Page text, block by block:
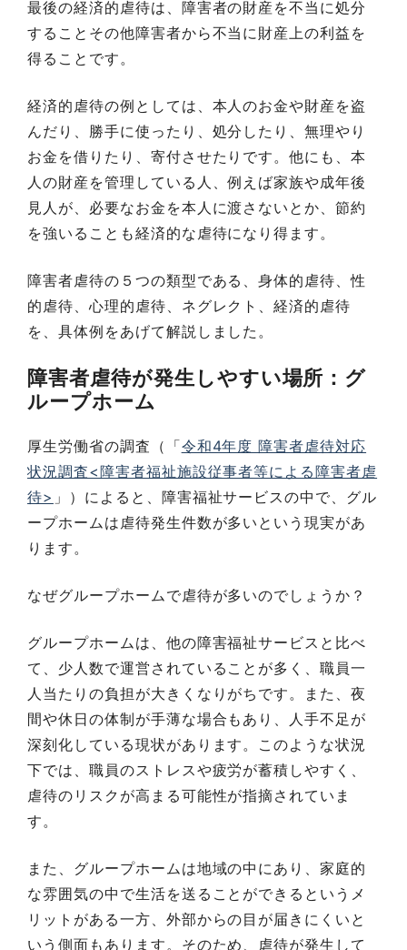
最後の経済的虐待は、障害者の財産を不当に処分
することその他障害者から不当に財産上の利益を
得ることです。
経済的虐待の例としては、本人のお金や財産を盗
んだり、勝手に使ったり、処分したり、無理やり
お金を借りたり、寄付させたりです。他にも、本
人の財産を管理している人、例えば家族や成年後
見人が、必要なお金を本人に渡さないとか、節約
を強いることも経済的な虐待になり得ます。
障害者虐待の５つの類型である、身体的虐待、性
的虐待、心理的虐待、ネグレクト、経済的虐待
を、具体例をあげて解説しました。
障害者虐待が発生しやすい場所：グ
ループホーム
厚生労働省の調査（「令和4年度 障害者虐待対応
状況調査<障害者福祉施設従事者等による障害者虐
待> 」）によると、障害福祉サービスの中で、グル
ープホームは虐待発生件数が多いという現実があ
ります。
なぜグループホームで虐待が多いのでしょうか？
グループホームは、他の障害福祉サービスと比べ
て、少人数で運営されていることが多く、職員一
人当たりの負担が大きくなりがちです。また、夜
間や休日の体制が手薄な場合もあり、人手不足が
深刻化している現状があります。このような状況
下では、職員のストレスや疲労が蓄積しやすく、
虐待のリスクが高まる可能性が指摘されていま
す。
また、グループホームは地域の中にあり、家庭的
な雰囲気の中で生活を送ることができるというメ
リットがある一方、外部からの目が届きにくいと
いう側面もあります。そのため、虐待が発生して